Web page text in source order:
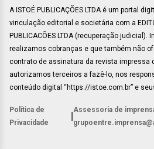
A ISTOÉ PUBLICAÇÕES LTDA é um portal
vinculação editorial e societária com a
PUBLICACÕES LTDA (recuperação
realizamos cobranças e que também não
contrato de assinatura da revista impressa
autorizamos terceiros a fazê-lo, nos
conteúdo digital “https://istoe.com.br” e
Política de
Privacidade
Assessoria de